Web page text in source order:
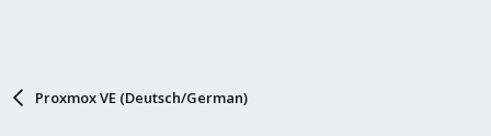
Proxmox VE (Deutsch/German)